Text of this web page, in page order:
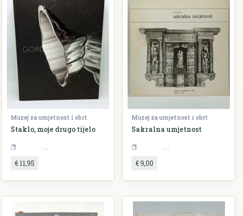
Muzej za umjetnost i obrt
Staklo, moje drugo tijelo
€ 11,95
Muzej za umjetnost i obrt
Sakralna umjetnost
€ 9,00